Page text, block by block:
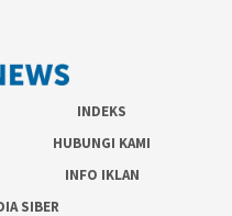
INDEKS
HUBUNGI KAMI
INFO IKLAN
SIBER